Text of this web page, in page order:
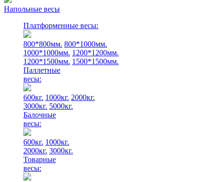
Напольные весы
Платформенные весы:
800*800мм. 800*1000мм.
1000*1000мм. 1200*1200мм.
1200*1500мм. 1500*1500мм.
Паллетные
весы:
600кг. 1000кг. 2000кг.
3000кг. 5000кг.
Балочные
весы:
600кг. 1000кг.
2000кг. 3000кг.
Товарные
весы: